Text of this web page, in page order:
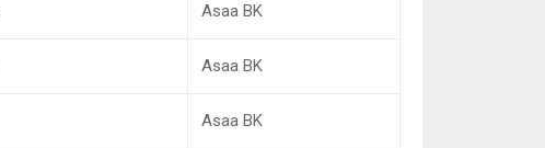
Asaa BK
Asaa BK
Asaa BK